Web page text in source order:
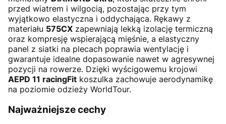
przed wiatrem i wilgocią, pozostając przy tym
wyjątkowo elastyczna i oddychająca. Rękawy z
materiału 575CX zapewniają lekką izolację termiczną
oraz kompresję wspierającą mięśnie, a elastyczny
panel z siatki na plecach poprawia wentylację i
gwarantuje idealne dopasowanie nawet w agresywnej
pozycji na rowerze. Dzięki wyścigowemu krojowi
AEPD 11 racingFit koszulka zachowuje aerodynamikę
na poziomie odzieży WorldTour.
Najważniejsze cechy